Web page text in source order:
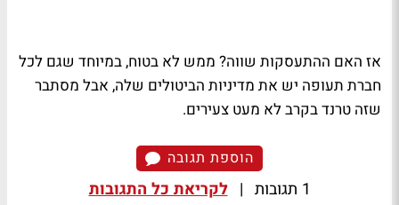
אז האם ההתעסקות שווה? ממש לא בטוח, במיוחד שגם לכל
חברת תעופה יש את מדיניות הביטולים שלה, אבל מסתבר
שזה טרנד בקרב לא מעט צעירים.
הוספת תגובה
1 תגובות | לקריאת כל התגובות